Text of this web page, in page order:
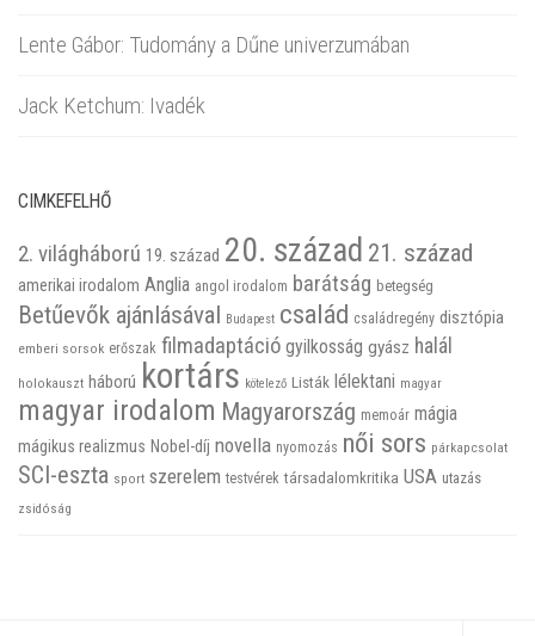
Lente Gábor: Tudomány a Dűne univerzumában
Jack Ketchum: Ivadék
CIMKEFELHŐ
2. világháború 19. század 20. század 21. század
amerikai irodalom Anglia angol irodalom barátság betegség
Betűevők ajánlásával Budapest család családregény disztópia
emberi sorsok erőszak filmadaptáció gyilkosság gyász halál
holokauszt háború kortárs kötelező Listák lélektani magyar
magyar irodalom Magyarország memoár mágia
mágikus realizmus Nobel-díj novella nyomozás női sors párkapcsolat
SCI-eszta sport szerelem testvérek társadalomkritika USA utazás
zsidóság